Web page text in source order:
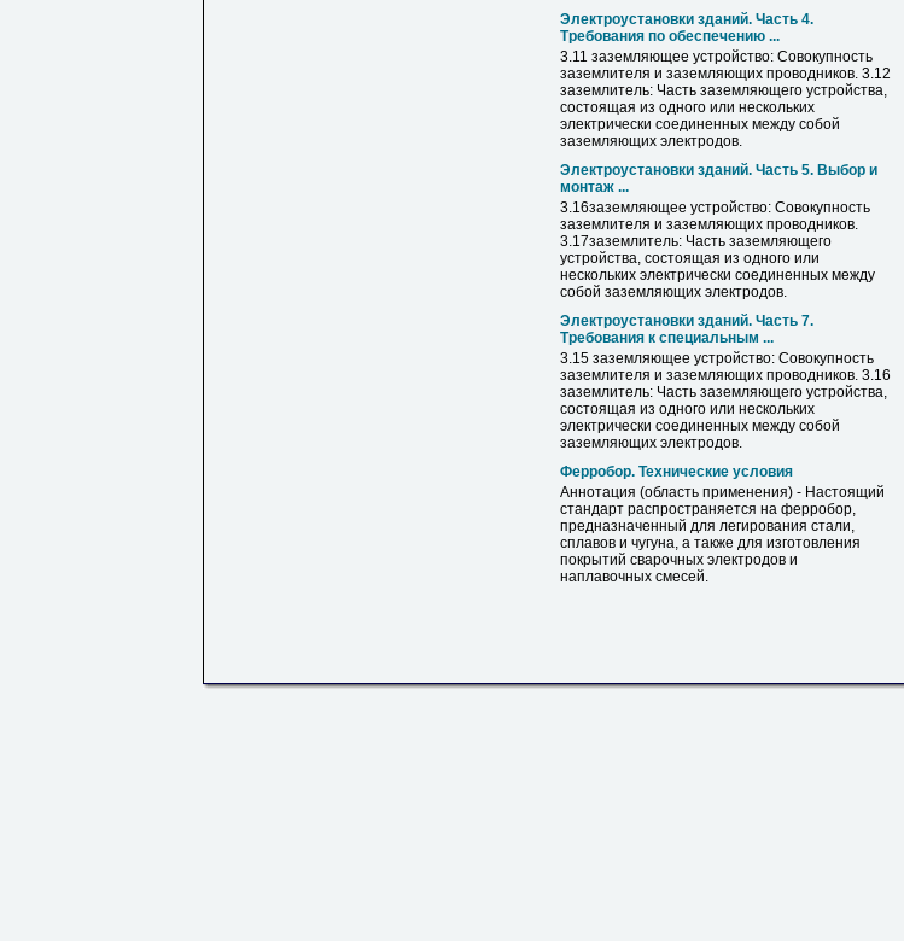
Электроустановки зданий. Часть 4.
Требования по обеспечению ...
3.11 заземляющее устройство: Совокупность
заземлителя и заземляющих проводников. 3.12
заземлитель: Часть заземляющего устройства,
состоящая из одного или нескольких
электрически соединенных между собой
заземляющих электродов.
Электроустановки зданий. Часть 5. Выбор и
монтаж ...
3.16заземляющее устройство: Совокупность
заземлителя и заземляющих проводников.
3.17заземлитель: Часть заземляющего
устройства, состоящая из одного или
нескольких электрически соединенных между
собой заземляющих электродов.
Электроустановки зданий. Часть 7.
Требования к специальным ...
3.15 заземляющее устройство: Совокупность
заземлителя и заземляющих проводников. 3.16
заземлитель: Часть заземляющего устройства,
состоящая из одного или нескольких
электрически соединенных между собой
заземляющих электродов.
Ферробор. Технические условия
Аннотация (область применения) - Настоящий
стандарт распространяется на ферробор,
предназначенный для легирования стали,
сплавов и чугуна, а также для изготовления
покрытий сварочных электродов и
наплавочных смесей.